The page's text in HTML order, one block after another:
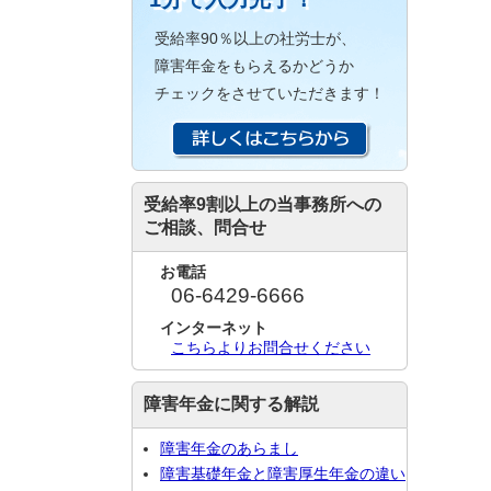
受給率90％以上の社労士が、
障害年金をもらえるかどうか
チェックをさせていただきます！
受給率9割以上の当事務所への
ご相談、問合せ
お電話
06-6429-6666
インターネット
こちらよりお問合せください
障害年金に関する解説
障害年金のあらまし
障害基礎年金と障害厚生年金の違い